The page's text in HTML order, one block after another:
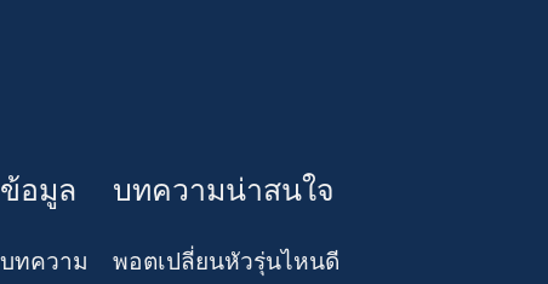
ข้อมูล
บทความ
บทความน่าสนใจ
พอตเปลี่ยนหัวรุ่นไหนดี